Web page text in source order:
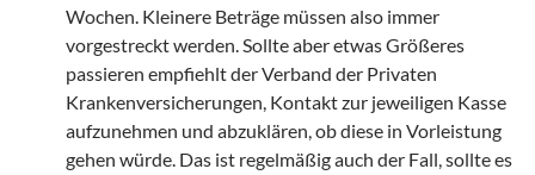
Wochen. Kleinere Beträge müssen also immer
vorgestreckt werden. Sollte aber etwas Größeres
passieren empfiehlt der Verband der Privaten
Krankenversicherungen, Kontakt zur jeweiligen Kasse
aufzunehmen und abzuklären, ob diese in Vorleistung
gehen würde. Das ist regelmäßig auch der Fall, sollte es